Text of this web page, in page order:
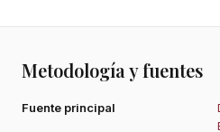
Metodología y fuentes
Fuente principal